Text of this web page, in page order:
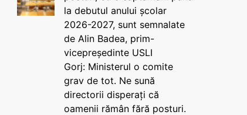
la debutul anului școlar
2026-2027, sunt semnalate
de Alin Badea, prim-
vicepreședinte USLI
Gorj: Ministerul o comite
grav de tot. Ne sună
directorii disperați că
oamenii rămân fără posturi.